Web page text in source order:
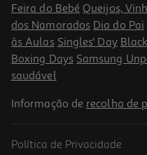
16,99 €
Feira do Bebé Queijos,
dos Namorados Dia do Pai
às Aulas Singles' Day
Boxing Days Samsung
saudável
Informação de recolha de
Política de Privacidade